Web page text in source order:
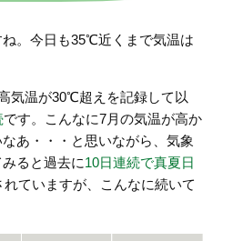
。今日も35℃近くまで気温は
気温が30℃超えを記録して以
です。こんなに7月の気温が高か
あ・・・と思いながら、気象
ると過去に10日連続で真夏日
れていますが、こんなに続いて